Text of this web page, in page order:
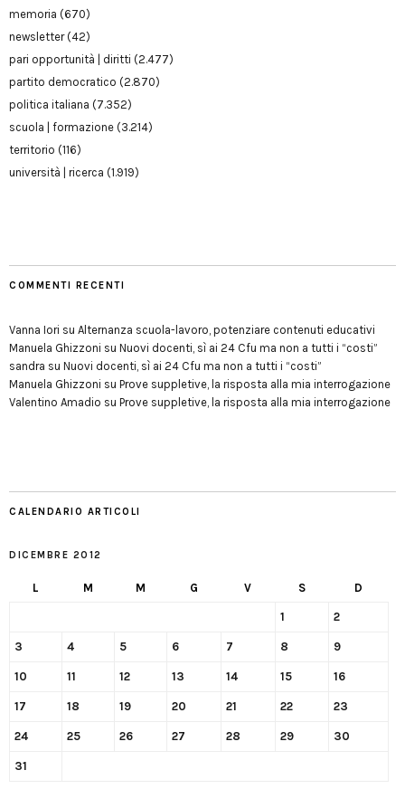
memoria (670)
newsletter(42)
pari opportunità | diritti (2.477)
partito democratico (2.870)
politica italiana (7.352)
scuola | formazione (3.214)
territorio (116)
università | ricerca (1.919)
COMMENTI RECENTI
Vanna Iori su Alternanza scuola-lavoro, potenziare contenuti educativi
Manuela Ghizzoni su Nuovi docenti, sì ai 24 Cfu ma non a tutti i “costi”
sandra su Nuovi docenti, sì ai 24 Cfu ma non a tutti i “costi”
Manuela Ghizzoni su Prove suppletive, la risposta alla mia interrogazione
Valentino Amadio su Prove suppletive, la risposta alla mia interrogazione
CALENDARIO ARTICOLI
DICEMBRE 2012
L M M G V S D
1 2
3 4 5 6 7 8 9
10 11 12 13 14 15 16
17 18 19 20 21 22 23
24 25 26 27 28 29 30
31